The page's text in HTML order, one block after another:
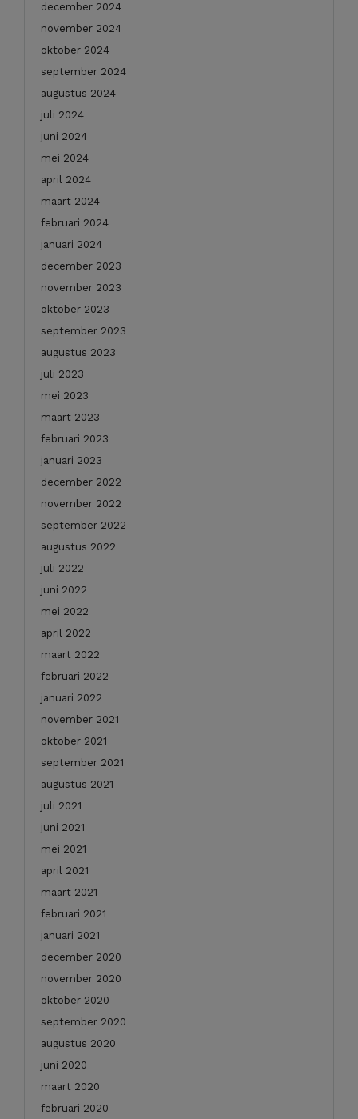
december 2024
november 2024
oktober 2024
september 2024
augustus 2024
juli 2024
juni 2024
mei 2024
april 2024
maart 2024
februari 2024
januari 2024
december 2023
november 2023
oktober 2023
september 2023
augustus 2023
juli 2023
mei 2023
maart 2023
februari 2023
januari 2023
december 2022
november 2022
september 2022
augustus 2022
juli 2022
juni 2022
mei 2022
april 2022
maart 2022
februari 2022
januari 2022
november 2021
oktober 2021
september 2021
augustus 2021
juli 2021
juni 2021
mei 2021
april 2021
maart 2021
februari 2021
januari 2021
december 2020
november 2020
oktober 2020
september 2020
augustus 2020
juni 2020
maart 2020
februari 2020